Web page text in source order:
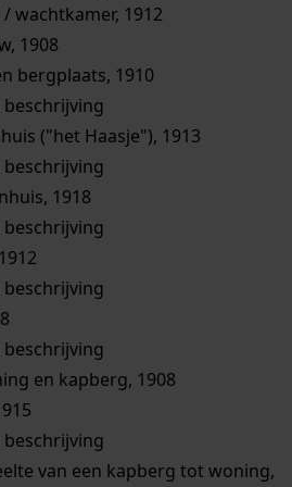
wachtkamer, 1912
1908
bergplaats, 1910
beschrijving
("het Haasje"), 1913
beschrijving
1918
beschrijving
beschrijving
beschrijving
en kapberg, 1908
beschrijving
van een kapberg tot woning,